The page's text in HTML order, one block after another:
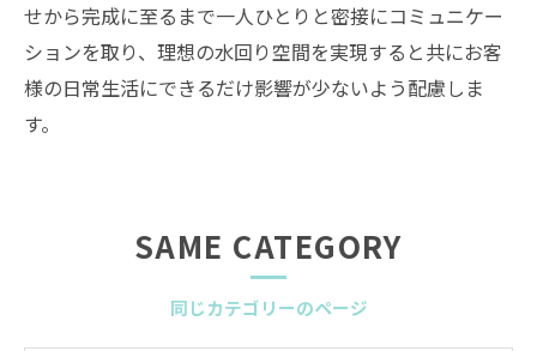
せから完成に至るまで一人ひとりと密接にコミュニケー
ションを取り、理想の水回り空間を実現すると共にお客
様の日常生活にできるだけ影響が少ないよう配慮しま
す。
同じカテゴリーのページ
SAME CATEGORY